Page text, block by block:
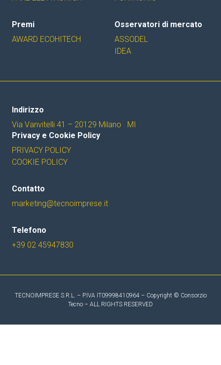
Premi
AWARD ECOHITECH
Osservatori di mercato
ASSODEL
IDEA
Indirizzo
Via Vanvitelli 41 – 20129 Milano MI
Privacy e Cookie Policy
PRIVACY POLICY
COOKIE POLICY
Contatto
marketing@tecnoimprese.it
Telefono
+39 02 45947830
TECNOIMPRESE S.R.L. – P.IVA IT09998410964 – Copyright © Consorzio
Tecno – ALL RIGHTS RESERVED